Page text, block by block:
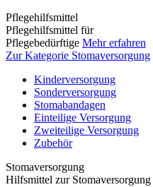
Pflegehilfsmittel
Pflegehilfsmittel für
Pflegebedürftige Mehr erfahren
Zur Kategorie Stomaversorgung
Kinderversorgung
Sonderversorgung
Stomabandagen
Einteilige Versorgung
Zweiteilige Versorgung
Zubehör
Stomaversorgung
Hilfsmittel zur Stomaversorgung